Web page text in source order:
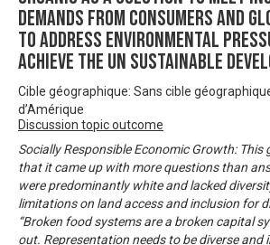
demands from consumers and
to address environmental
achieve the UN sustainable
Cible géographique: Sans cible
d’Amérique
Discussion topic outcome
Socially Responsible Economic Growth: This
that it came up with more questions than
were predominantly white and lacked
limitations on land access and inclusion for
“Broken food systems are a broken capital
out. Representation needs to be diverse and